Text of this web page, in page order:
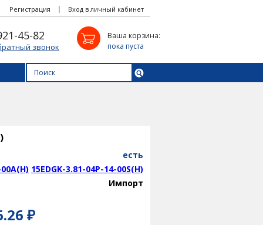
Вход в личный кабинет
Регистрация
Ваша корзина:
пока пуста
45-82
звонок
есть
15EDGK-3.81-04P-14-00S(H)
Импорт
₽